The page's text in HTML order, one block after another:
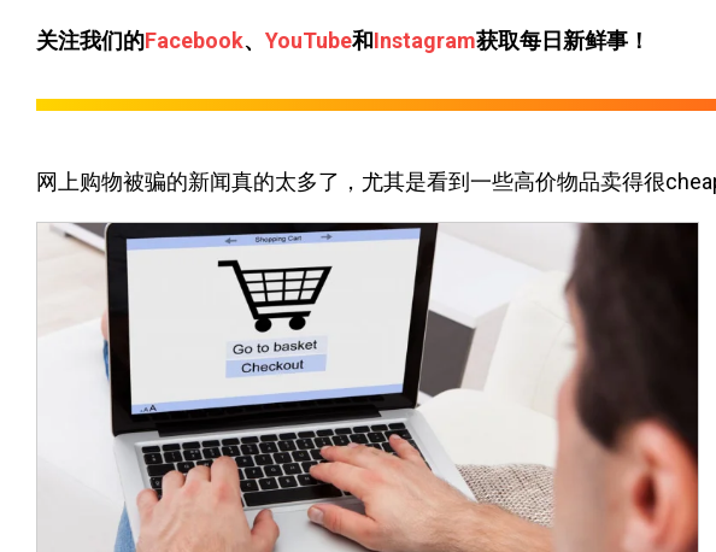
关注我们的Facebook、 YouTube和Instagram获取每日新鲜事！
网上购物被骗的新闻真的太多了，尤其是看到一些高价物品卖得很